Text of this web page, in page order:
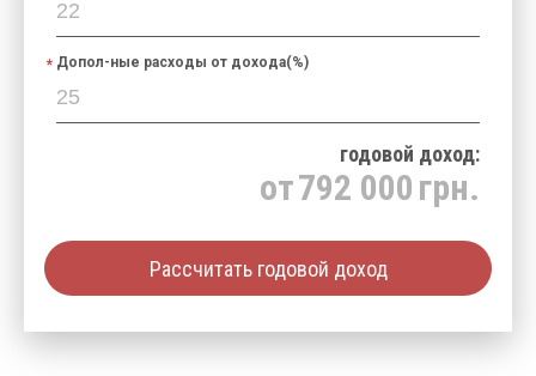
Допол-ные расходы от дохода(%)
годовой доход:
от792 000 грн.
Рассчитать годовой доход